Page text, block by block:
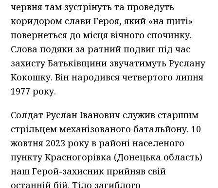
червня там зустрінуть та проведуть
коридором слави Героя, який «на щиті»
повернеться до місця вічного спочинку.
Слова подяки за ратний подвиг під час
захисту Батьківщини звучатимуть Руслану
Кокошку. Він народився четвертого липня
1977 року.
Солдат Руслан Іванович служив старшим
стрільцем механізованого батальйону. 10
жовтня 2023 року в районі населеного
пункту Красногорівка (Донецька область)
наш Герой-захисник прийняв свій
останній бій. Тіло загиблого